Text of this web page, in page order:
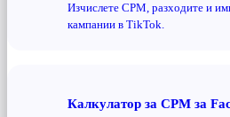
Изчислете CPM, разходите и
кампании в TikTok.
Калкулатор за CPM за